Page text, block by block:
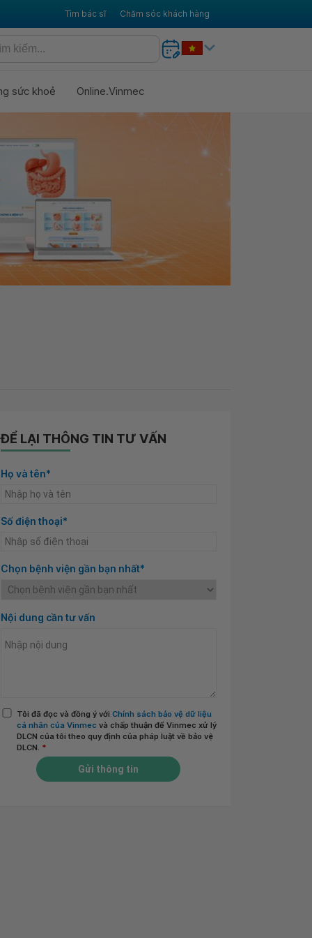
Tìm bác sĩ Chăm sóc khách hàng
sức khoẻ Online.Vinmec
ĐỂ LẠI THÔNG TIN TƯ VẤN
Họ và tên*
Số điện thoại*
Chọn bệnh viện gần bạn nhất*
Nội dung cần tư vấn
Tôi đã đọc và đồng ý với Chính sách bảo vệ dữ liệu
cá nhân của Vinmec và chấp thuận để Vinmec xử lý
DLCN của tôi theo quy định của pháp luật về bảo vệ
DLCN. *
Gửi thông tin